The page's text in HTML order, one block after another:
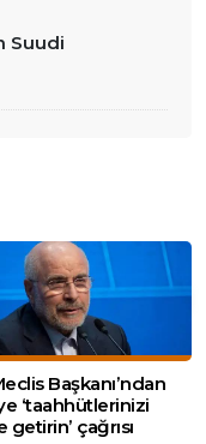
Suudi
Başkanı’ndan
‘taahhütlerinizi
getirin’ çağrısı